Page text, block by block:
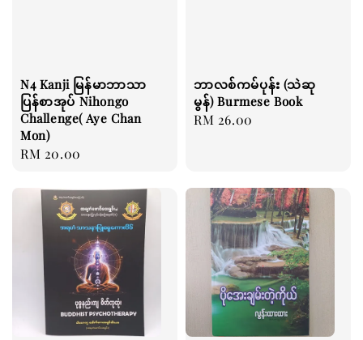
N4 Kanji မြန်မာဘာသာ
ပြန်စာအုပ် Nihongo
Challenge( Aye Chan
Mon)
Regular
RM 20.00
ဘာလစ်ကမ်ပုန်း (သဲဆု
မွန်) Burmese Book
Regular
RM 26.00